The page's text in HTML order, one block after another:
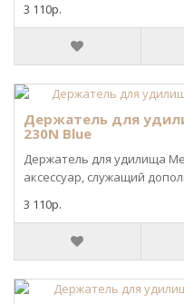
3 110р.
Держатель для
230N Blue
Держатель для удилища
аксессуар, служащий
3 110р.